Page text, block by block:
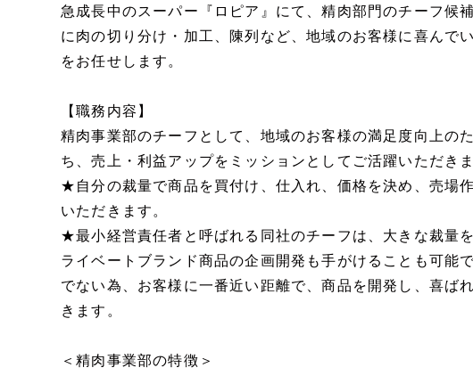
急成長中のスーパー『ロピア』にて、精肉部門のチーフ候
に肉の切り分け・加工、陳列など、地域のお客様に喜んで
をお任せします。
【職務内容】
精肉事業部のチーフとして、地域のお客様の満足度向上の
ち、売上・利益アップをミッションとしてご活躍いただきま
★自分の裁量で商品を買付け、仕入れ、価格を決め、売場
いただきます。
★最小経営責任者と呼ばれる同社のチーフは、大きな裁量
ライベートブランド商品の企画開発も手がけることも可能
でない為、お客様に一番近い距離で、商品を開発し、喜ば
きます。
＜精肉事業部の特徴＞